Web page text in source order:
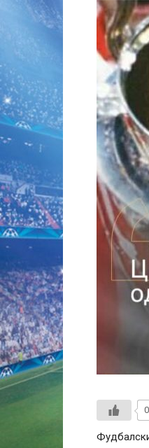
0